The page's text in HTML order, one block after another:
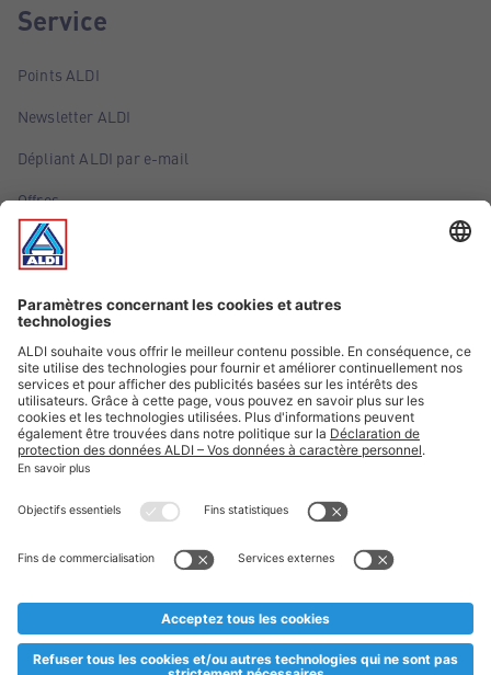
Service
Points ALDI
Newsletter ALDI
Dépliant ALDI par e-mail
Offres
Infos essentielles
Suivez ALDI Luxembourg
Textes marqués d'un astérisque et mentions légales
esoulaang bis de Stock eidel ass. Mir soen Iech Merci fir Äert
Planifikatioun ausverkaaft sollte sinn. De VALORLUX-Präis an
** Op dësem Site huet d'Benotze vun der männlecher Form eng
besser Liesbarkeet am Sënn an huet keng diskriminéierend